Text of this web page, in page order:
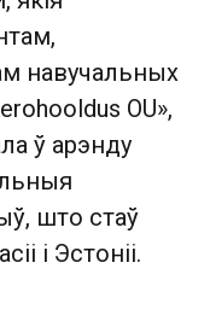
навучальных
OU»,
ў арэнду
што стаў
і Эстоніі.